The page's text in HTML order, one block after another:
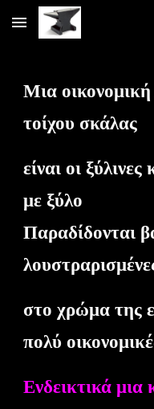
Skip to main content
Μια
τοίχου σκάλας
είναι οι
με ξύλο
Παραδίδονται
στο χρώμα της
πολύ
Ενδεικτικά